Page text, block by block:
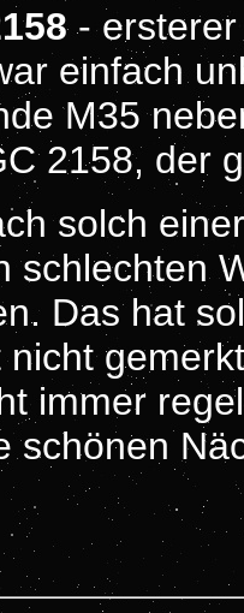
- ersterer
einfach
M35
2158, der
solch
schlechten
Das hat
nicht
immer
schönen